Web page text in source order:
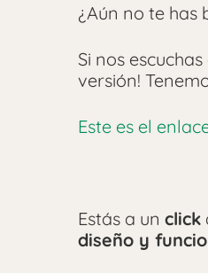
¿Aún no te has
Si nos
versión!
Este es el
Estás a un click
diseño y